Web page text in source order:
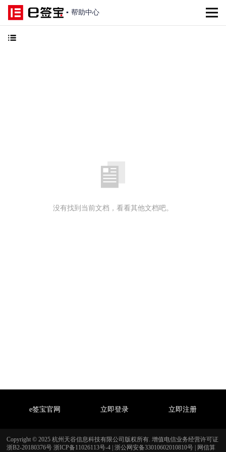
▪ 帮助中心
没有找到当前文档，看看其他文档吧。
e签宝官网 立即登录 立即注册
Copyright © 2025 杭州天谷信息科技有限公司版权所有. 增值电信业务经营许可证
浙B2-20180376号 浙ICP备11026113号-4 浙公网安备33010602010810号 网信算